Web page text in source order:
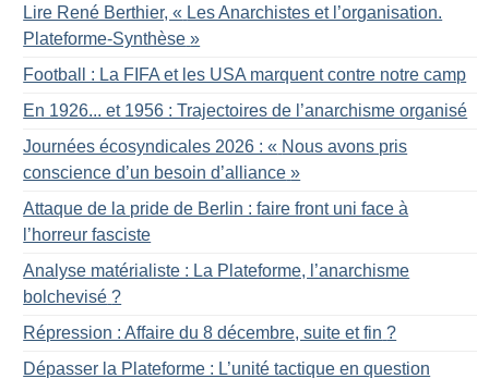
Lire René Berthier, « Les Anarchistes et l’organisation.
Plateforme-Synthèse »
Football : La FIFA et les USA marquent contre notre camp
En 1926... et 1956 : Trajectoires de l’anarchisme organisé
Journées écosyndicales 2026 : « Nous avons pris
conscience d’un besoin d’alliance »
Attaque de la pride de Berlin : faire front uni face à
l’horreur fasciste
Analyse matérialiste : La Plateforme, l’anarchisme
bolchevisé ?
Répression : Affaire du 8 décembre, suite et fin ?
Dépasser la Plateforme : L’unité tactique en question